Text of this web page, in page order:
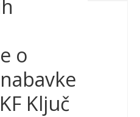
o
Ključ